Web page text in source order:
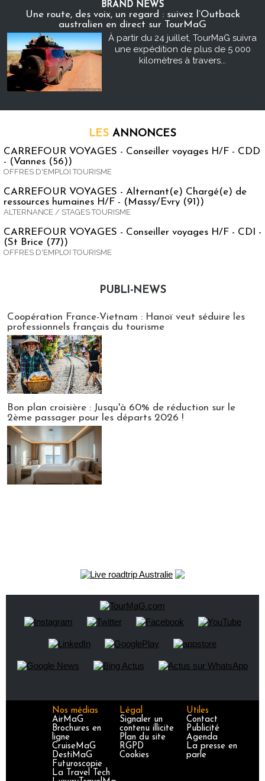
BRAND NEWS
Une route, des voix, un regard : suivez l’Outback
australien en direct sur TourMaG
À partir du 24 juillet, TourMaG suivra
une expédition de plus de 5 000
kilomètres à travers...
LES ANNONCES
CARREFOUR VOYAGES - Conseiller voyages H/F - CDD
- (Vannes (56))
OFFRES D'EMPLOI TOURISME
CARREFOUR VOYAGES - Alternant(e) Chargé(e) de
ressources humaines H/F - (Massy/Evry (91))
ALTERNANCE / STAGES TOURISME
CARREFOUR VOYAGES - Conseiller voyages H/F - CDI -
(St Brice (77))
OFFRES D'EMPLOI TOURISME
PUBLI-NEWS
Coopération France-Vietnam : Hanoï veut séduire les
professionnels français du tourisme
Bon plan croisière : Jusqu'à 60% de réduction sur le
2ème passager pour les départs 2026 !
Nos médias
AirMaG
Brochures en
ligne
CruiseMaG
DestiMaG
Futuroscopie
La Travel Tech
Légal
Signaler un
contenu illicite
Plan du site
RGPD
Cookies
Utiles
Contact
Publicité
Agenda
La presse en
parle